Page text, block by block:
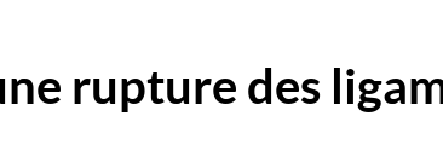
rupture des